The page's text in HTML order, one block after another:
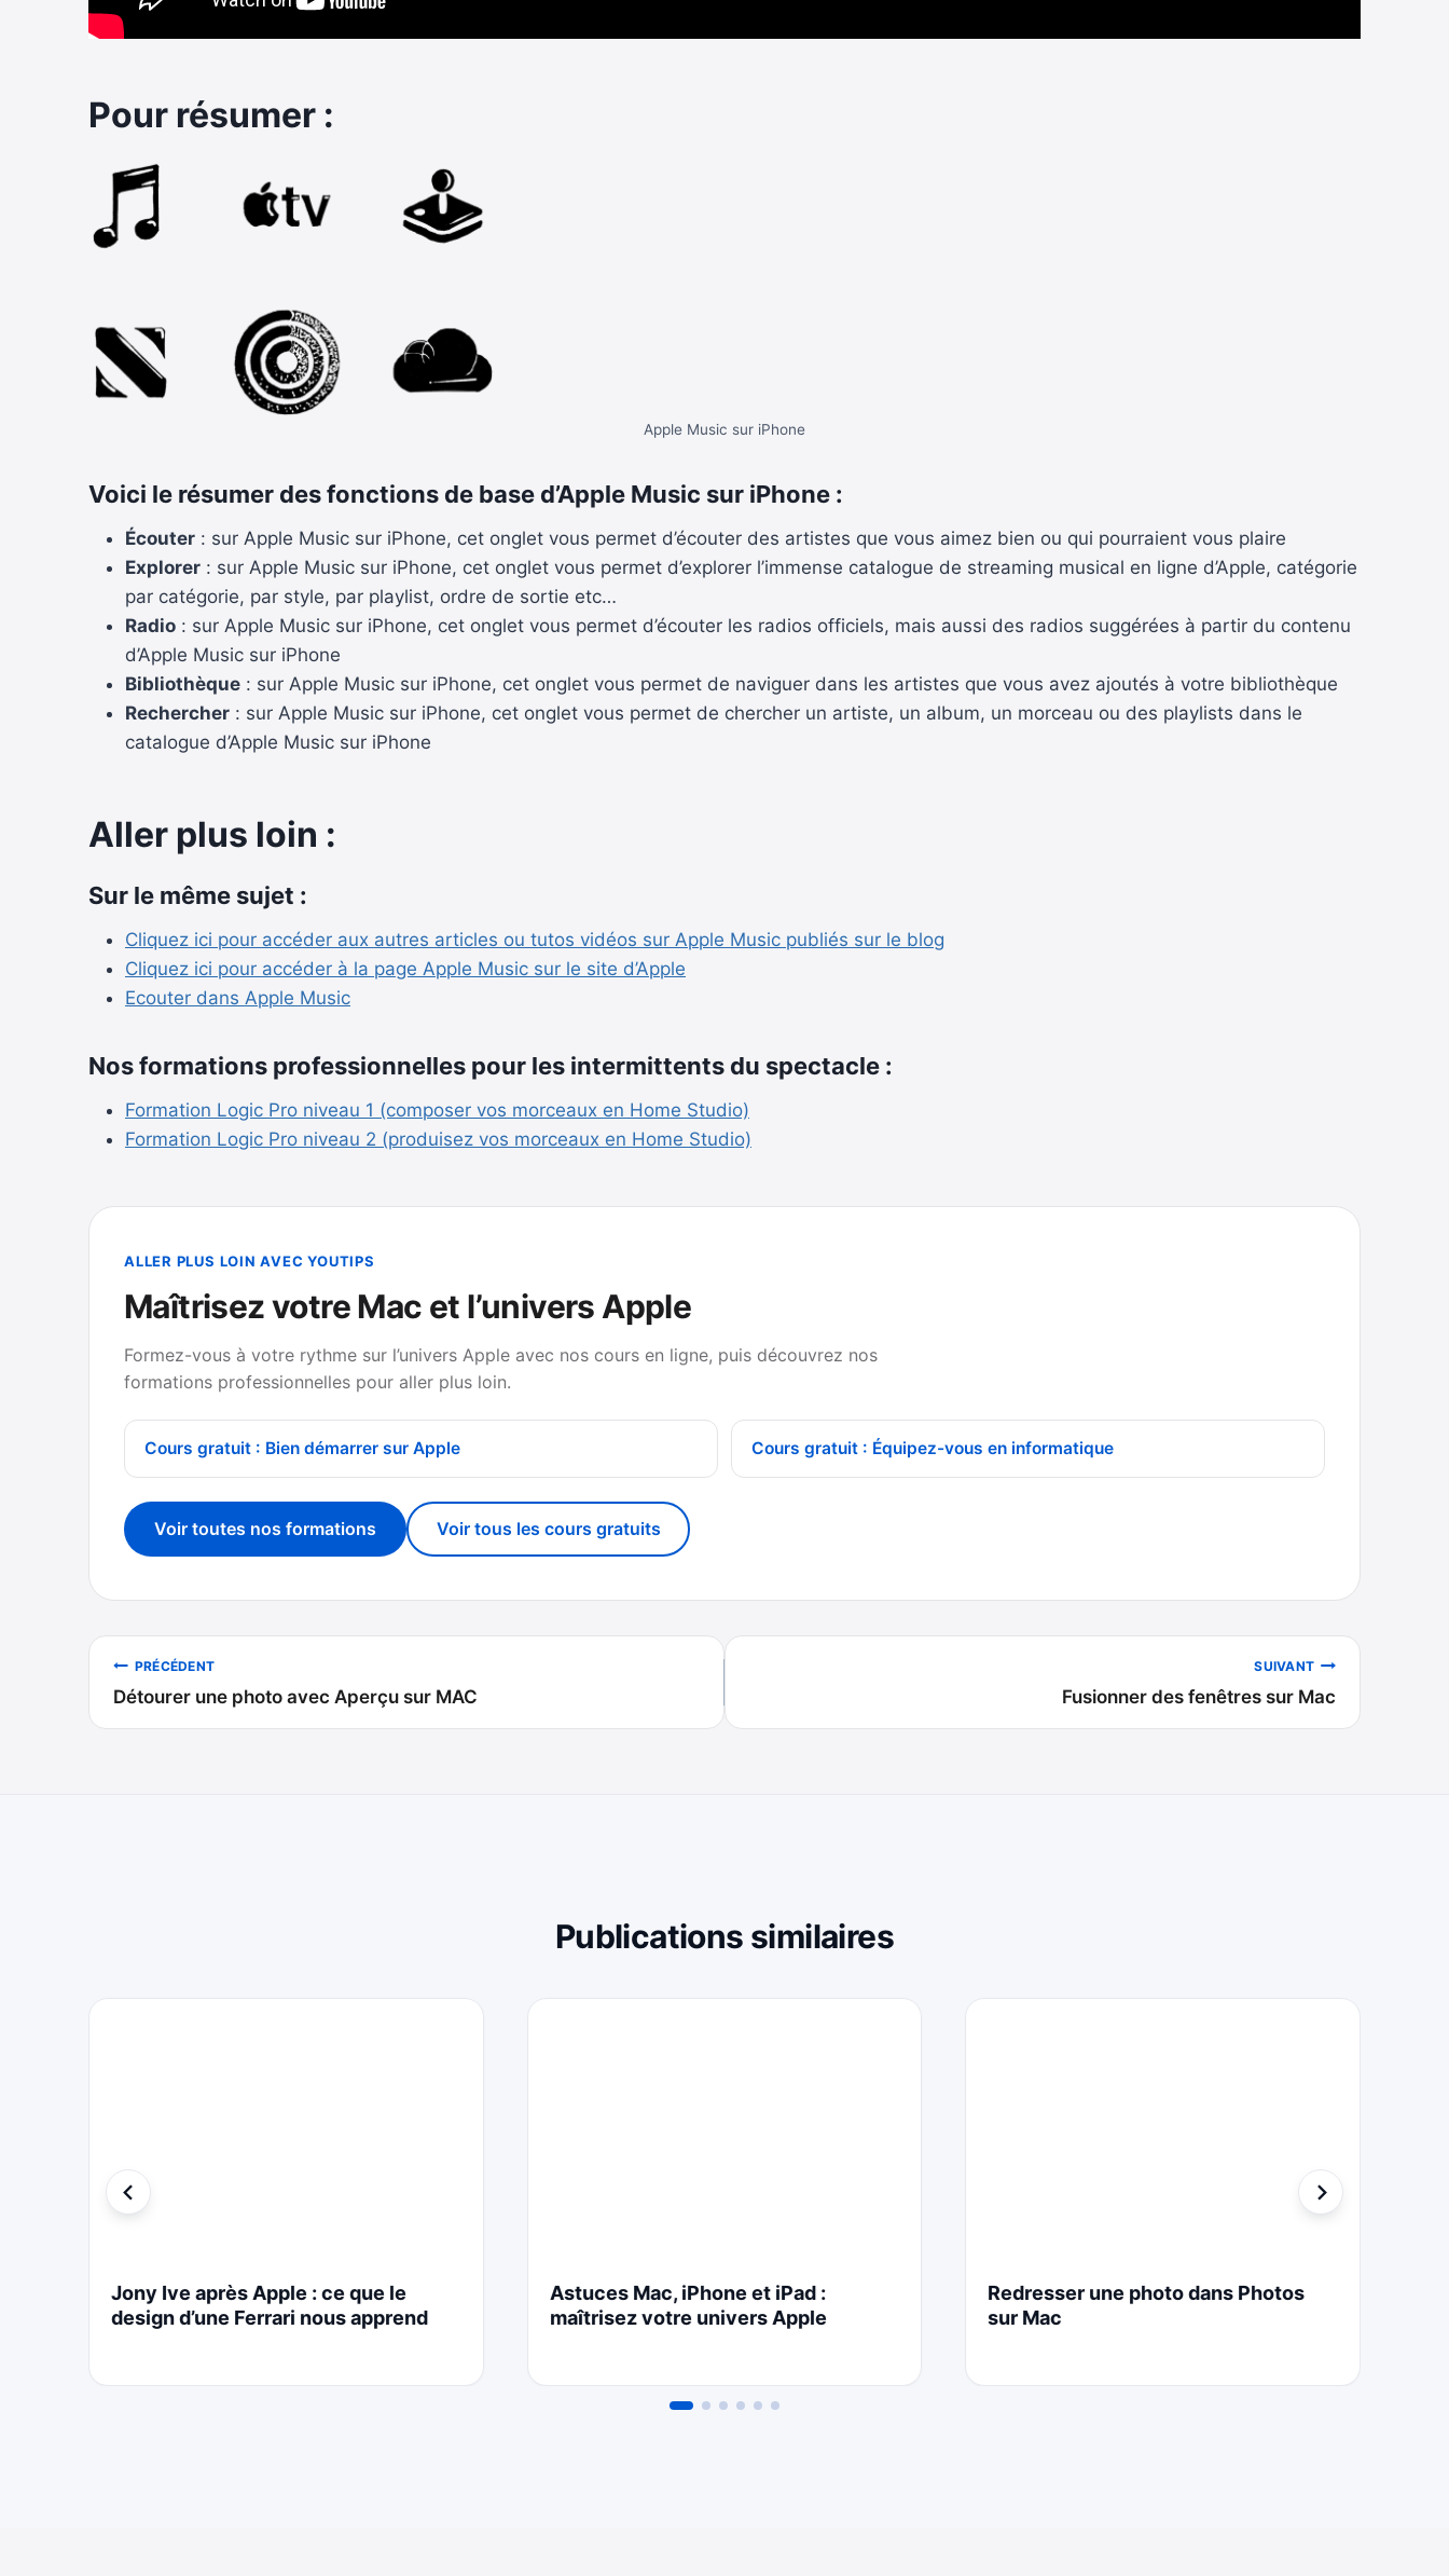
Pour résumer :
Apple Music sur iPhone
Voici le résumer des fonctions de base d’Apple Music sur iPhone :
Écouter : sur Apple Music sur iPhone, cet onglet vous permet d’écouter des artistes que vous aimez bien ou qui pourraient vous plaire
Explorer : sur Apple Music sur iPhone, cet onglet vous permet d’explorer l’immense catalogue de streaming musical en ligne d’Apple, catégorie
par catégorie, par style, par playlist, ordre de sortie etc…
Radio : sur Apple Music sur iPhone, cet onglet vous permet d’écouter les radios officiels, mais aussi des radios suggérées à partir du contenu
d’Apple Music sur iPhone
Bibliothèque : sur Apple Music sur iPhone, cet onglet vous permet de naviguer dans les artistes que vous avez ajoutés à votre bibliothèque
Rechercher : sur Apple Music sur iPhone, cet onglet vous permet de chercher un artiste, un album, un morceau ou des playlists dans le
catalogue d’Apple Music sur iPhone
Aller plus loin :
Sur le même sujet :
Cliquez ici pour accéder aux autres articles ou tutos vidéos sur Apple Music publiés sur le blog
Cliquez ici pour accéder à la page Apple Music sur le site d’Apple
Ecouter dans Apple Music
Nos formations professionnelles pour les intermittents du spectacle :
Formation Logic Pro niveau 1 (composer vos morceaux en Home Studio)
Formation Logic Pro niveau 2 (produisez vos morceaux en Home Studio)
ALLER PLUS LOIN AVEC YOUTIPS
Maîtrisez votre Mac et l’univers Apple
Formez-vous à votre rythme sur l’univers Apple avec nos cours en ligne, puis découvrez nos
formations professionnelles pour aller plus loin.
Cours gratuit : Bien démarrer sur Apple Cours gratuit : Équipez-vous en informatique
Voir toutes nos formations Voir tous les cours gratuits
Navigation
de
PRÉCÉDENT
Détourer une photo avec Aperçu sur MAC
SUIVANT
Fusionner des fenêtres sur Mac
Publications similaires
Jony Ive après Apple : ce que le
design d’une Ferrari nous apprend
Astuces Mac, iPhone et iPad :
maîtrisez votre univers Apple
Redresser une photo dans Photos
sur Mac